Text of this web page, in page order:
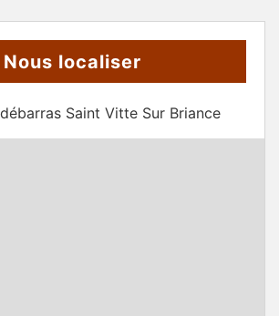
Nous localiser
Saint Vitte Sur Briance